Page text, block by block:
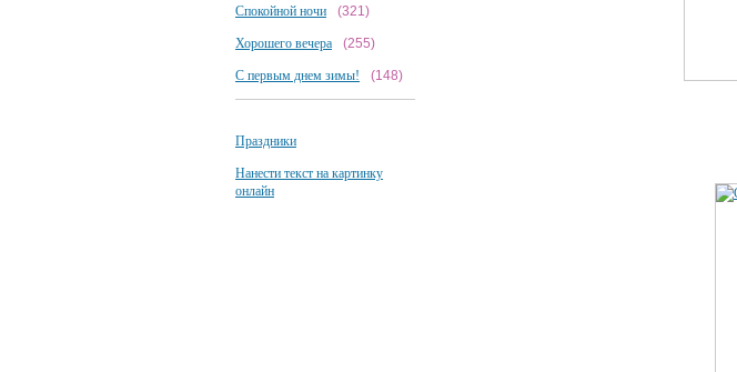
Спокойной ночи (321)
Хорошего вечера (255)
С первым днем зимы! (148)
Праздники
Нанести текст на картинку
онлайн